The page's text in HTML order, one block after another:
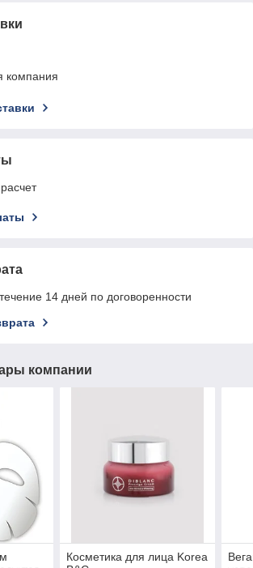
компания
14 дней по договоренности
компании
Косметика для лица Korea